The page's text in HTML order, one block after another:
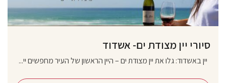
סיורי יין מצודת ים- אשדוד
יין באשדוד: גלו את יין מצודת ים – היין הראשון של העיר מחפשים יי...